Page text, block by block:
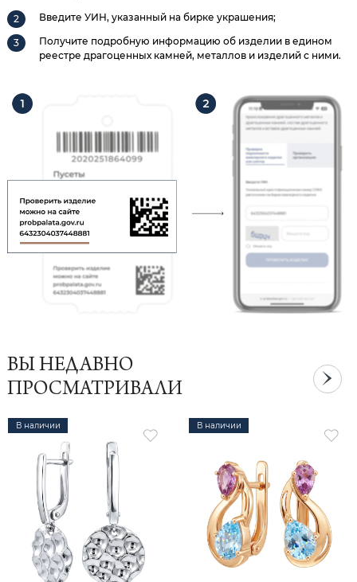
Введите УИН, указанный на бирке украшения;
Получите подробную информацию об изделии в едином
реестре драгоценных камней, металлов и изделий с ними.
ВЫ НЕДАВНО
ПРОСМАТРИВАЛИ
В наличии В наличии